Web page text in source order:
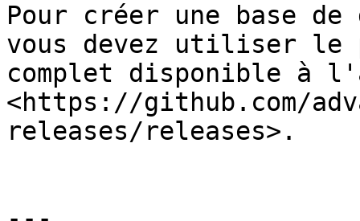
Pour créer une base de
vous devez utiliser le
complet disponible à
<https://github.com/
releases/releases>.